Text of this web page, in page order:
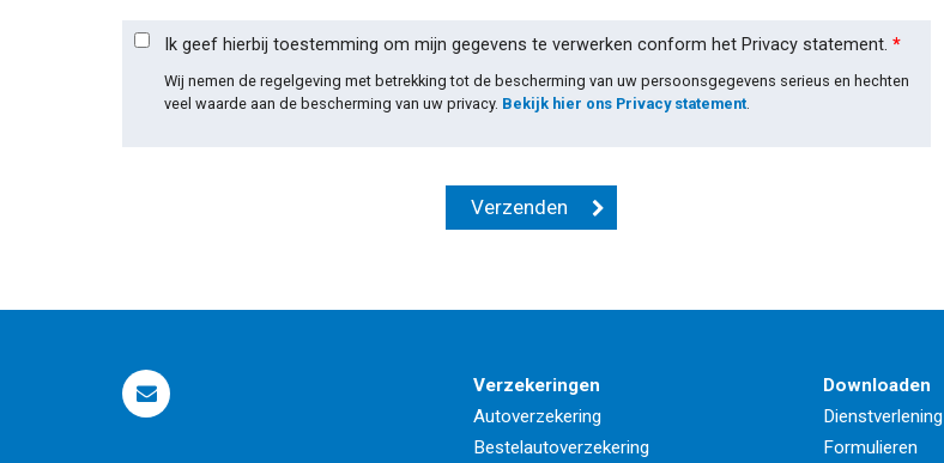
Ik geef hierbij toestemming om mijn gegevens te verwerken conform het Privacy statement. *
Wij nemen de regelgeving met betrekking tot de bescherming van uw persoonsgegevens serieus en hechten
veel waarde aan de bescherming van uw privacy. Bekijk hier ons Privacy statement
Verzekeringen
Autoverzekering
Bestelautoverzekering
Downloaden
Dienstverlening
Formulieren